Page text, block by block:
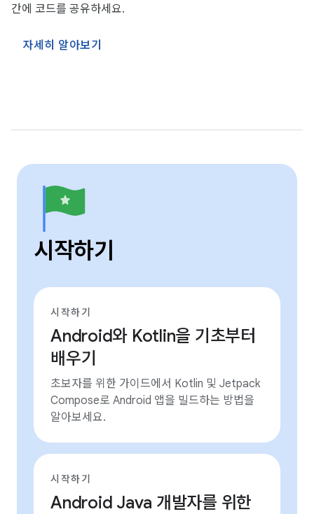
간에 코드를 공유하세요.
자세히 알아보기
시작하기
시작하기
Android와 Kotlin을 기초부터
배우기
초보자를 위한 가이드에서 Kotlin 및 Jetpack
Compose로 Android 앱을 빌드하는 방법을
알아보세요.
시작하기
Android Java 개발자를 위한